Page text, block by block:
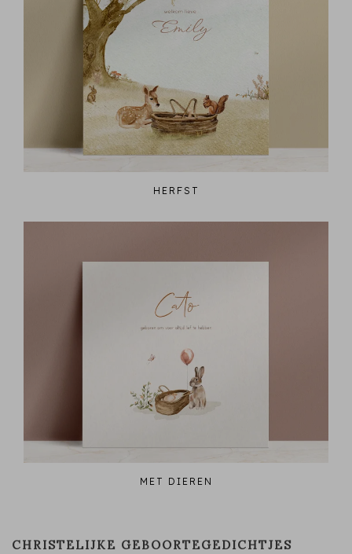
HERFST
MET DIEREN
CHRISTELIJKE GEBOORTEGEDICHTJES